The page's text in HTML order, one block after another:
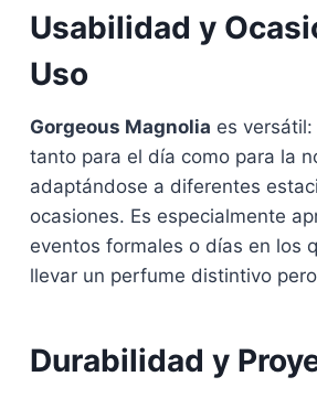
Usabilidad y
Uso
Gorgeous Magnolia es
tanto para el día como para la
adaptándose a diferentes
ocasiones. Es especialmente
eventos formales o días en los
llevar un perfume distintivo
Durabilidad y